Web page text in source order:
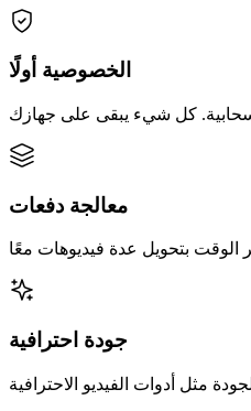
الخصوصية أولًا
معالجة دفعات
جودة احترافية